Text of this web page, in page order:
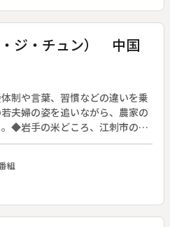
前線を徹底取材。
ジ・チュン） 中国
制や言葉、習慣などの違いを乗
夫婦の姿を追いながら、農家の
◆岩手の米どころ、江刺市の農
歳。なかなかの好青年ながら独
業を嫌うのだ」と語る父・誠一
りをつけ、岩手県と交流のある
をかけた。話はトントン拍子に
組